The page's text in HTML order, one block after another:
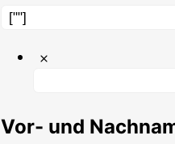
Vor- und